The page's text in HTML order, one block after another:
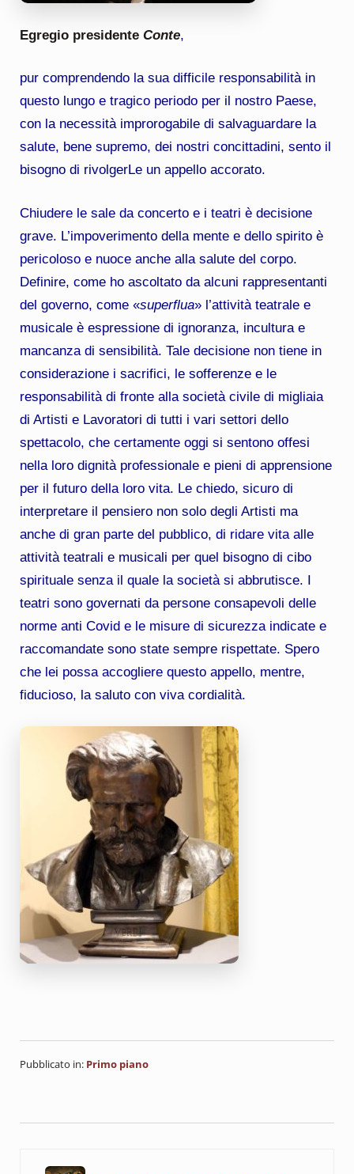
Egregio presidente Conte,
pur comprendendo la sua difficile responsabilità in
questo lungo e tragico periodo per il nostro Paese,
con la necessità improrogabile di salvaguardare la
salute, bene supremo, dei nostri concittadini, sento il
bisogno di rivolgerLe un appello accorato.
Chiudere le sale da concerto e i teatri è decisione
grave. L’impoverimento della mente e dello spirito è
pericoloso e nuoce anche alla salute del corpo.
Definire, come ho ascoltato da alcuni rappresentanti
del governo, come «superflua» l’attività teatrale e
musicale è espressione di ignoranza, incultura e
mancanza di sensibilità. Tale decisione non tiene in
considerazione i sacrifici, le sofferenze e le
responsabilità di fronte alla società civile di migliaia
di Artisti e Lavoratori di tutti i vari settori dello
spettacolo, che certamente oggi si sentono offesi
nella loro dignità professionale e pieni di apprensione
per il futuro della loro vita. Le chiedo, sicuro di
interpretare il pensiero non solo degli Artisti ma
anche di gran parte del pubblico, di ridare vita alle
attività teatrali e musicali per quel bisogno di cibo
spirituale senza il quale la società si abbrutisce. I
teatri sono governati da persone consapevoli delle
norme anti Covid e le misure di sicurezza indicate e
raccomandate sono state sempre rispettate. Spero
che lei possa accogliere questo appello, mentre,
fiducioso, la saluto con viva cordialità.
Pubblicato in: Primo piano